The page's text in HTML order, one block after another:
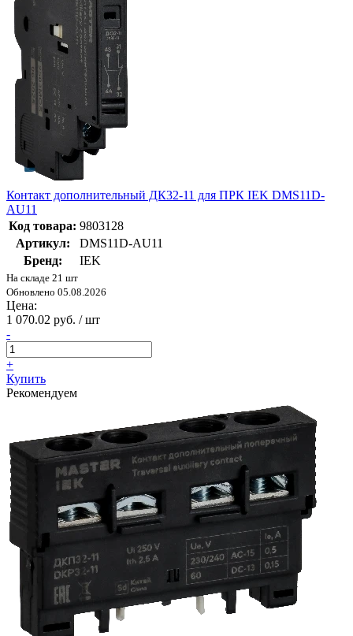
Контакт дополнительный ДК32-11 для ПРК IEK DMS11D-
AU11
Код товара: 9803128
Артикул:
DMS11D-AU11
Бренд:
IEK
На складе 21 шт
Обновлено 05.08.2026
Цена:
1 070.02 руб. / шт
-
+
Купить
Рекомендуем